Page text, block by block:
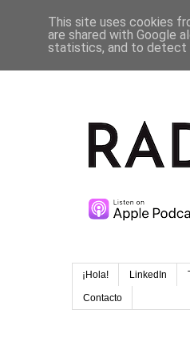
¡Hola! LinkedIn
Contacto
This site uses cookies
are shared with Google
statistics, and to detect